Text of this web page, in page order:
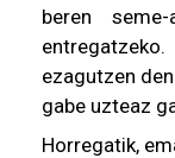
beren
entregatzeko.
ezagutzen
gabe uzteaz
Horregatik,